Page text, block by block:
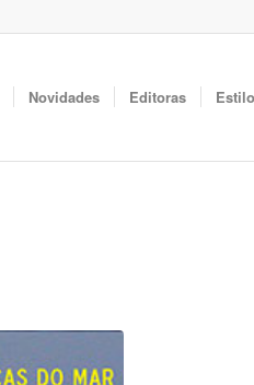
Novidades Editoras